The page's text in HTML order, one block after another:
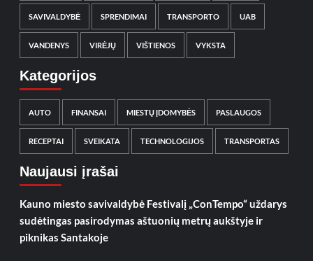
SAVIVALDYBĖ SPRENDIMAI TRANSPORTO UAB
VANDENYS VIRĖJŲ VIŠTIENOS VYKSTA
Kategorijos
AUTO FINANSAI MIESTŲ ĮDOMYBĖS PASLAUGOS
RECEPTAI SVEIKATA TECHNOLOGIJOS TRANSPORTAS
Naujausi įrašai
Kauno miesto savivaldybė Festivalį „ConTempo“ uždarys
sudėtingas pasirodymas aštuonių metrų aukštyje ir
piknikas Santakoje